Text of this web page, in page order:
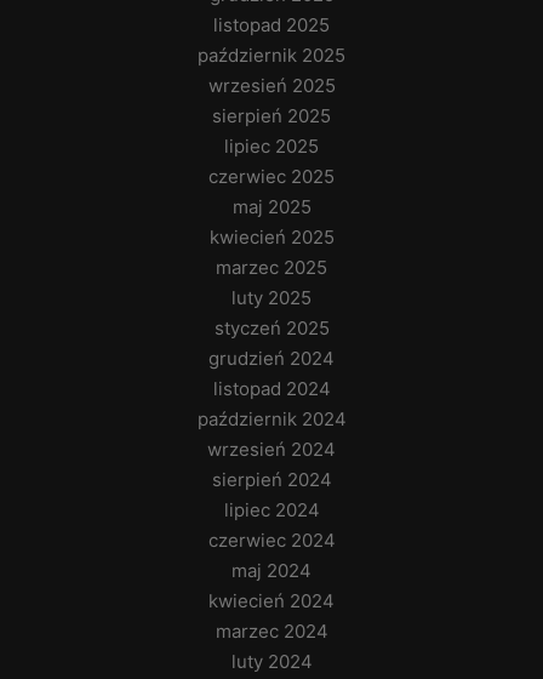
listopad 2025
październik 2025
wrzesień 2025
sierpień 2025
lipiec 2025
czerwiec 2025
maj 2025
kwiecień 2025
marzec 2025
luty 2025
styczeń 2025
grudzień 2024
listopad 2024
październik 2024
wrzesień 2024
sierpień 2024
lipiec 2024
czerwiec 2024
maj 2024
kwiecień 2024
marzec 2024
luty 2024